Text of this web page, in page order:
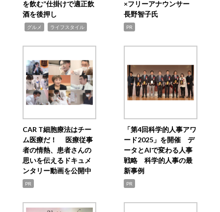
を飲む”仕掛けで適正飲
酒を後押し
グルメ ライフスタイル
×フリーアナウンサー
長野智子氏
PR
CAR T細胞療法はチー
ム医療だ！ 医療従事
者の情熱、患者さんの
思いを伝えるドキュメ
ンタリー動画を公開中
PR
「第4回科学的人事アワ
ード2025」を開催 デ
ータとAIで変わる人事
戦略 科学的人事の最
新事例
PR